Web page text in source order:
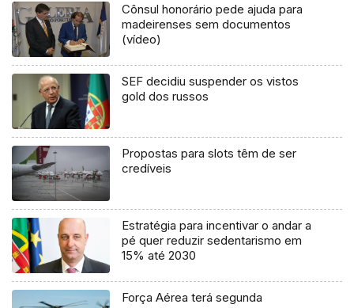
Cônsul honorário pede ajuda para
madeirenses sem documentos
(vídeo)
SEF decidiu suspender os vistos
gold dos russos
Propostas para slots têm de ser
credíveis
Estratégia para incentivar o andar a
pé quer reduzir sedentarismo em
15% até 2030
Força Aérea terá segunda